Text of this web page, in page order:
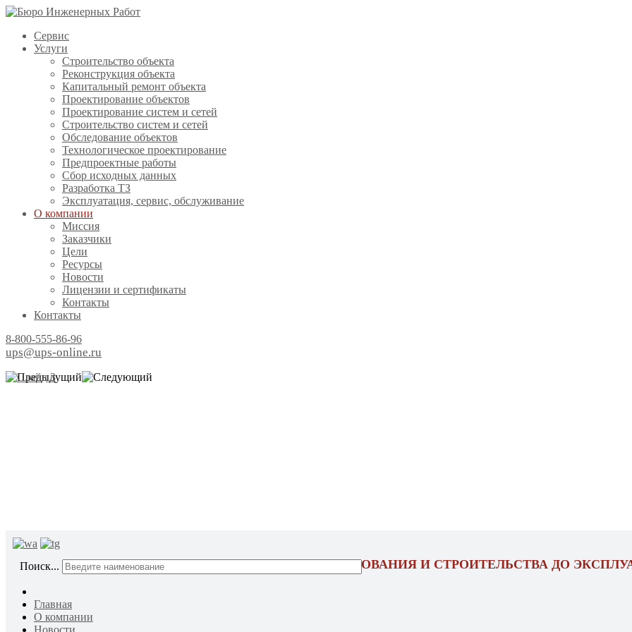
Сервис
Услуги
Строительство объекта
Реконструкция объекта
Капитальный ремонт объекта
Проектирование объектов
Проектирование систем и сетей
Строительство систем и сетей
Обследование объектов
Технологическое проектирование
Предпроектные работы
Сбор исходных данных
Разработка ТЗ
Эксплуатация, сервис, обслуживание
О компании
Миссия
Заказчики
Цели
Ресурсы
Новости
Лицензии и сертификаты
Контакты
Контакты
8-800-555-86-96
ups@ups-online.ru
ОТ ПРОЕКТИРОВАНИЯ И СТРОИТЕЛЬСТВА ДО
Поиск...
Главная
О компании
Новости